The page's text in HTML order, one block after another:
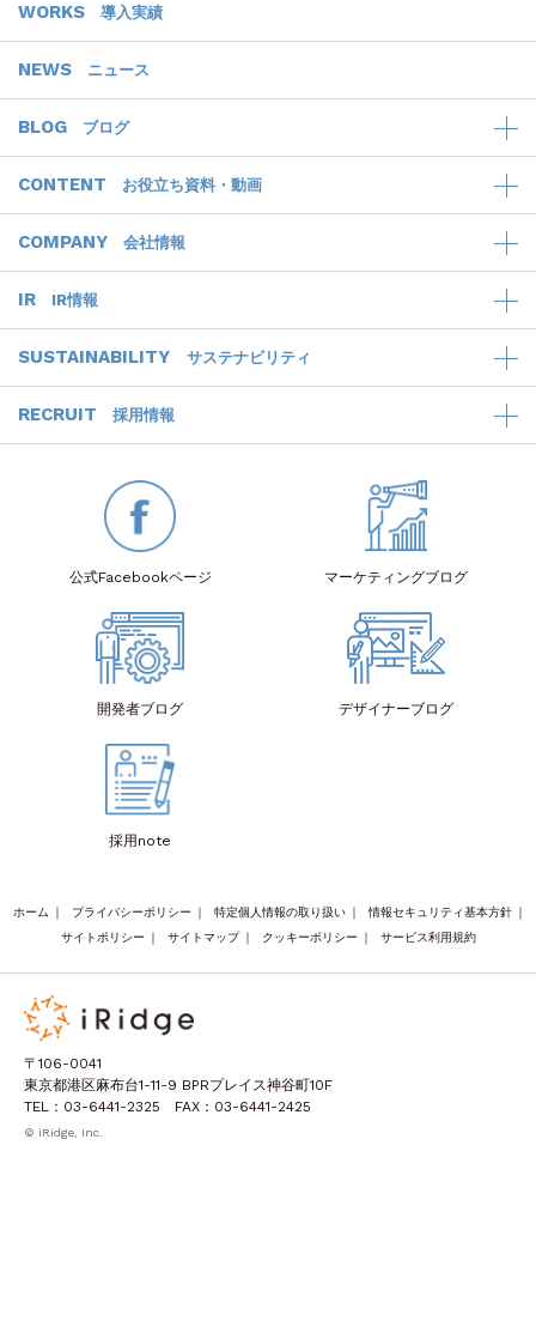
WORKS 導入実績
NEWS ニュース
BLOG ブログ
CONTENT お役立ち資料・動画
COMPANY 会社情報
IR IR情報
SUSTAINABILITY サステナビリティ
RECRUIT 採用情報
公式Facebookページ マーケティングブログ
開発者ブログ デザイナーブログ
採用note
ホーム ｜ プライバシーポリシー ｜ 特定個人情報の取り扱い ｜ 情報セキュリティ基本方針 ｜
サイトポリシー
｜ サイトマップ ｜ クッキーポリシー ｜ サービス利用規約
〒106-0041
東京都港区麻布台1-11-9 BPRプレイス神谷町10F
TEL：03-6441-2325 FAX：03-6441-2425
© iRidge, Inc.